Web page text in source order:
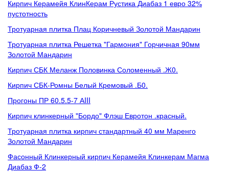
Кирпич Керамейя КлинКерам Рустика Диабаз 1 евро 32%
пустотность
Тротуарная плитка Плац Коричневый Золотой Мандарин
Тротуарная плитка Решетка "Гармония" Горчичная 90мм
Золотой Мандарин
Кирпич СБК Меланж Половинка Соломенный .Ж0.
Кирпич СБК-Ромны Белый Кремовый .Б0.
Прогоны ПР 60.5.5-7 АIII
Кирпич клинкерный "Бордо" Флэш Евротон .красный.
Тротуарная плитка кирпич стандартный 40 мм Маренго
Золотой Мандарин
Фасонный Клинкерный кирпич Керамейя Клинкерам Магма
Диабаз Ф-2